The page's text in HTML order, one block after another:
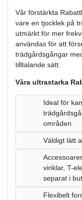
Vår förstärkta
vare en tjocklek på
utmärkt för mer
användas för att
trädgårdsgångar
tilltalande sätt.
Våra ultrastarka
Ideal för
områden
Väldigt lätt
vinklar, T-
separat i
Flexibelt